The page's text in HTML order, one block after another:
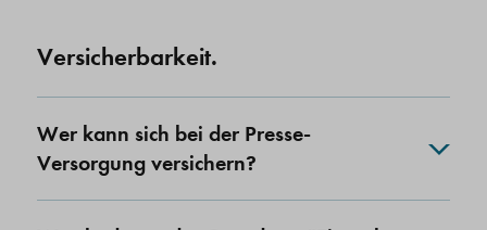
Versicherbarkeit.
Wer kann sich bei der Presse-
Versorgung versichern?